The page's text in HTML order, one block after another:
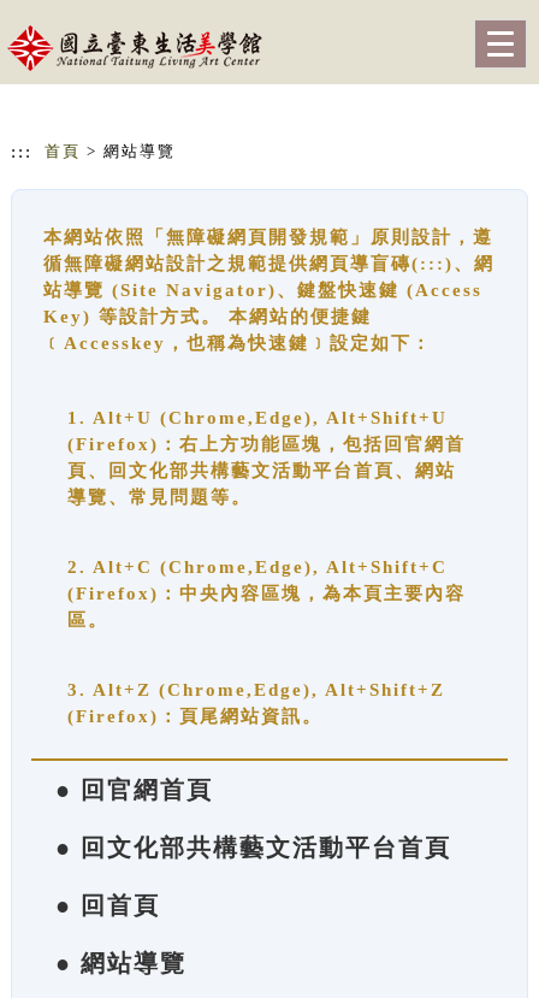
::: 首頁 > 網站導覽
本網站依照「無障礙網頁開發規範」原則設計，遵
循無障礙網站設計之規範提供網頁導盲磚(:::)、網
站導覽 (Site Navigator)、鍵盤快速鍵 (Access
Key) 等設計方式。 本網站的便捷鍵
﹝Accesskey，也稱為快速鍵﹞設定如下：
1. Alt+U (Chrome,Edge), Alt+Shift+U
(Firefox)：右上方功能區塊，包括回官網首
頁、回文化部共構藝文活動平台首頁、網站
導覽、常見問題等。
2. Alt+C (Chrome,Edge), Alt+Shift+C
(Firefox)：中央內容區塊，為本頁主要內容
區。
3. Alt+Z (Chrome,Edge), Alt+Shift+Z
(Firefox)：頁尾網站資訊。
● 回官網首頁
● 回文化部共構藝文活動平台首頁
● 回首頁
● 網站導覽